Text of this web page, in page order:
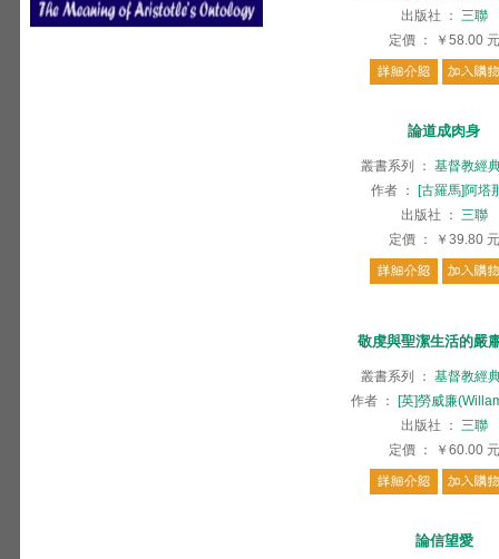
出版社
： 三聯
定價 ： ￥58.00 元
論道成肉身
叢書系列 ： 基督教經
作者 ：
[古羅馬]阿塔
出版社
： 三聯
定價 ： ￥39.80 元
敬虔與聖潔生活的嚴
叢書系列 ： 基督教經
作者 ：
[英]勞威廉
出版社
： 三聯
定價 ： ￥60.00 元
論信望愛